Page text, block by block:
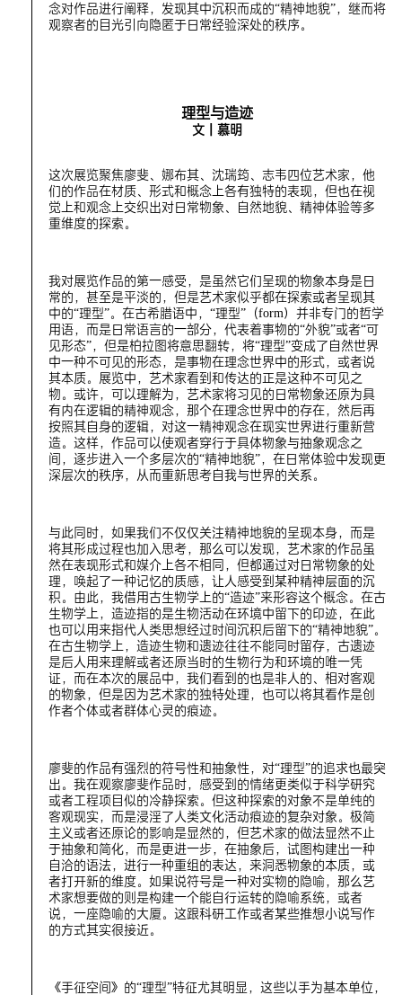
念对作品进行阐释，发现其中沉积而成的“精神地貌”，继而将
观察者的目光引向隐匿于日常经验深处的秩序。
理型与造迹
文｜慕明
这次展览聚焦廖斐、娜布其、沈瑞筠、志韦四位艺术家，他
们的作品在材质、形式和概念上各有独特的表现，但也在视
觉上和观念上交织出对日常物象、自然地貌、精神体验等多
重维度的探索。
我对展览作品的第一感受，是虽然它们呈现的物象本身是日
常的，甚至是平淡的，但是艺术家似乎都在探索或者呈现其
中的“理型”。在古希腊语中，“理型”（form）并非专门的哲学
用语，而是日常语言的一部分，代表着事物的“外貌”或者“可
见形态”，但是柏拉图将意思翻转，将“理型”变成了自然世界
中一种不可见的形态，是事物在理念世界中的形式，或者说
其本质。展览中，艺术家看到和传达的正是这种不可见之
物。或许，可以理解为，艺术家将习见的日常物象还原为具
有内在逻辑的精神观念，那个在理念世界中的存在，然后再
按照其自身的逻辑，对这一精神观念在现实世界进行重新营
造。这样，作品可以使观者穿行于具体物象与抽象观念之
间，逐步进入一个多层次的“精神地貌”，在日常体验中发现更
深层次的秩序，从而重新思考自我与世界的关系。
与此同时，如果我们不仅仅关注精神地貌的呈现本身，而是
将其形成过程也加入思考，那么可以发现，艺术家的作品虽
然在表现形式和媒介上各不相同，但都通过对日常物象的处
理，唤起了一种记忆的质感，让人感受到某种精神层面的沉
积。由此，我借用古生物学上的“造迹”来形容这个概念。在古
生物学上，造迹指的是生物活动在环境中留下的印迹，在此
也可以用来指代人类思想经过时间沉积后留下的“精神地貌”。
在古生物学上，造迹生物和遗迹往往不能同时留存，古遗迹
是后人用来理解或者还原当时的生物行为和环境的唯一凭
证，而在本次的展品中，我们看到的也是非人的、相对客观
的物象，但是因为艺术家的独特处理，也可以将其看作是创
作者个体或者群体心灵的痕迹。
廖斐的作品有强烈的符号性和抽象性，对“理型”的追求也最突
出。我在观察廖斐作品时，感受到的情绪更类似于科学研究
或者工程项目似的冷静探索。但这种探索的对象不是单纯的
客观现实，而是浸淫了人类文化活动痕迹的复杂对象。极简
主义或者还原论的影响是显然的，但艺术家的做法显然不止
于抽象和简化，而是更进一步，在抽象后，试图构建出一种
自洽的语法，进行一种重组的表达，来洞悉物象的本质，或
者打开新的维度。如果说符号是一种对实物的隐喻，那么艺
术家想要做的则是构建一个能自行运转的隐喻系统，或者
说，一座隐喻的大厦。这跟科研工作或者某些推想小说写作
的方式其实很接近。
《手征空间》的“理型”特征尤其明显，这些以手为基本单位，